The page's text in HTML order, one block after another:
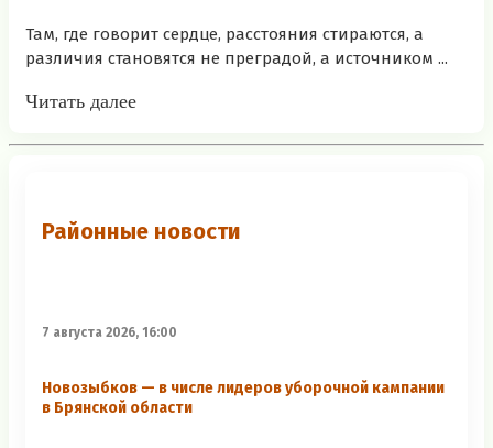
Там, где говорит сердце, расстояния стираются, а
различия становятся не преградой, а источником ...
Читать далее
Районные новости
7 августа 2026, 16:00
Новозыбков — в числе лидеров уборочной кампании
в Брянской области